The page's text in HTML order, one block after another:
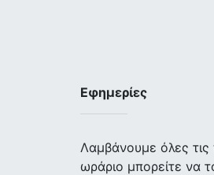
Εφημερίες
Λαμβάνουμε όλες
ωράριο μπορείτε να